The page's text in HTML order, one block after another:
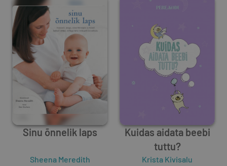
Sinu õnnelik laps
Sheena Meredith
Kuidas aidata beebi
tuttu?
Krista Kivisalu